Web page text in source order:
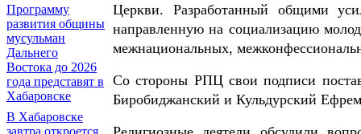
Программу
развития общины
мусульман
Дальнего
Востока до 2026
года представят в
Хабаровске
В Хабаровске
завтра откроется
Церкви. Разработанный общими
направленную на социализацию
межнациональных,
Со стороны РПЦ свои подписи
Биробиджанский и Кульдурский